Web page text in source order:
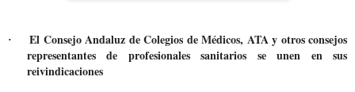
·
El Consejo Andaluz de Colegios de Médicos, ATA y otros consejos
representantes de profesionales sanitarios se unen en sus
reivindicaciones